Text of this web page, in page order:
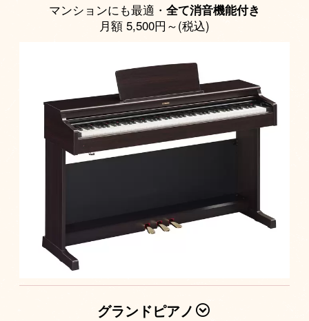
マンションにも最適・ 全て消音機能付き
月額 5,500円～(税込)
グランドピアノ